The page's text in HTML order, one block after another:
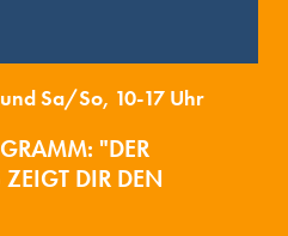
Sa/So, 10-17 Uhr
"DER
ZEIGT DIR DEN